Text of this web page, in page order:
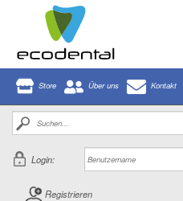
Store Über uns Kontakt
Login:
Registrieren